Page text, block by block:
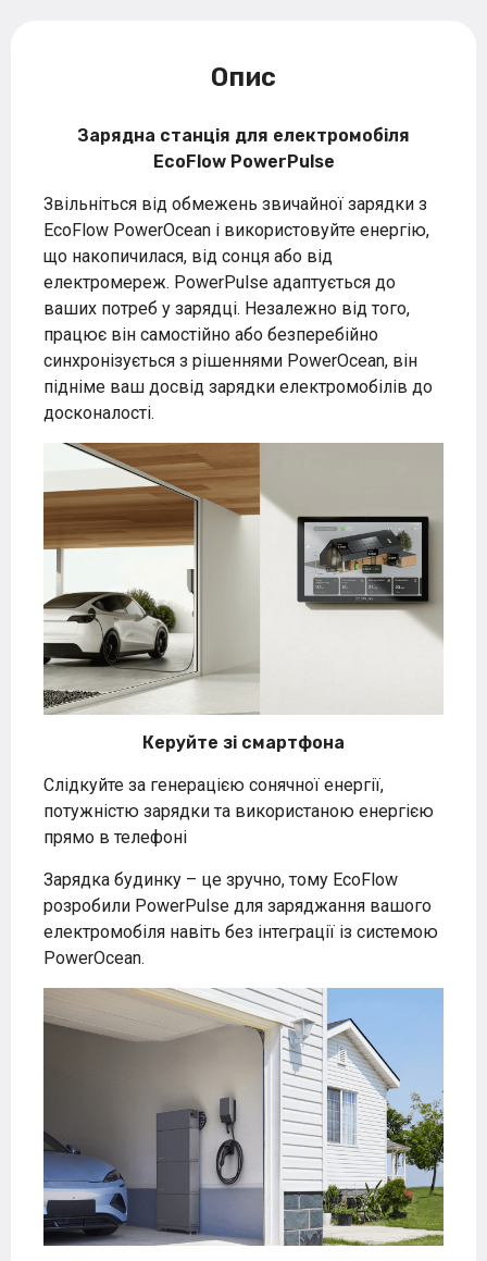
Опис
Зарядна станція для електромобіля
EcoFlow PowerPulse
Звільніться від обмежень звичайної зарядки з
EcoFlow PowerOcean і використовуйте енергію,
що накопичилася, від сонця або від
електромереж. PowerPulse адаптується до
ваших потреб у зарядці. Незалежно від того,
працює він самостійно або безперебійно
синхронізується з рішеннями PowerOcean, він
підніме ваш досвід зарядки електромобілів до
досконалості.
Керуйте зі смартфона
Слідкуйте за генерацією сонячної енергії,
потужністю зарядки та використаною енергією
прямо в телефоні
Зарядка будинку – це зручно, тому EcoFlow
розробили PowerPulse для заряджання вашого
електромобіля навіть без інтеграції із системою
PowerOcean.